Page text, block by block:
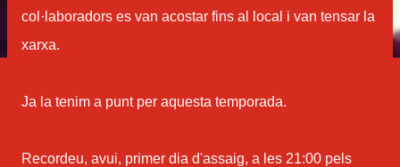
col·laboradors es van acostar fins al local i van tensar la
xarxa.
Ja la tenim a punt per aquesta temporada.
Recordeu, avui, primer dia d'assaig, a les 21:00 pels